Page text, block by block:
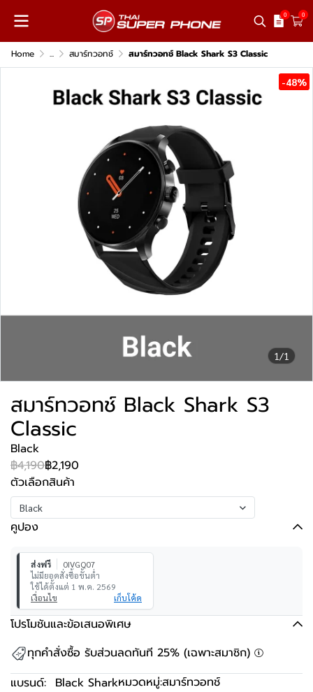
0 0
Home ... สมาร์ทวอทช์ สมาร์ทวอทช์ Black Shark S3 Classic
1/1
-48%
สมาร์ทวอทช์ Black Shark S3
Classic
Black
฿4,190฿2,190
ตัวเลือกสินค้า
Black
คูปอง
ส่งฟรี
0IVGQ07
ไม่มียอดสั่งซื้อขั้นต่ำ
ใช้ได้ตั้งแต่ 1 พ.ค. 2569
เงื่อนไข
เก็บโค้ด
โปรโมชันและข้อเสนอพิเศษ
ทุกคำสั่งซื้อ รับส่วนลดทันที 25% (เฉพาะสมาชิก)
แบรนด์: Black Sharkหมวดหมู่:สมาร์ทวอทช์